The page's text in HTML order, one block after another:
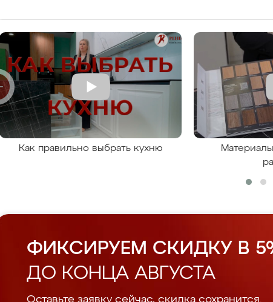
Как правильно выбрать кухню
ФИКСИРУЕМ СКИДКУ В
ДО КОНЦА АВГУСТА
Оставьте заявку сейчас, скидка сохранится.